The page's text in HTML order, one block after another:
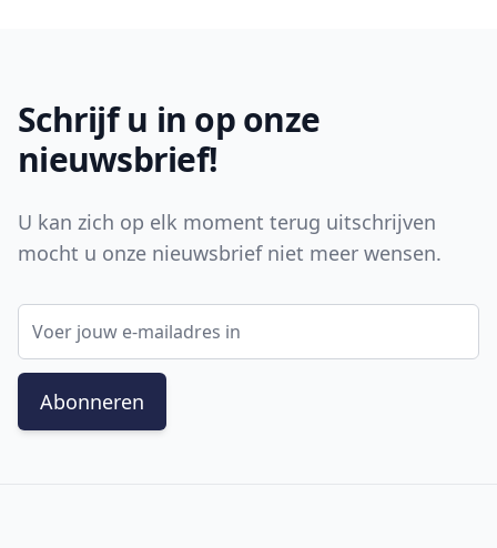
Schrijf u in op onze
nieuwsbrief!
U kan zich op elk moment terug uitschrijven
mocht u onze nieuwsbrief niet meer wensen.
E-mail adres
Abonneren